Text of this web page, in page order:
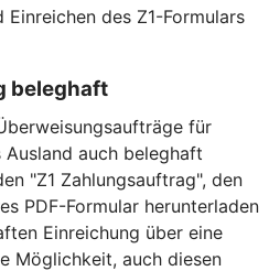
des Z1-Formulars
beleghaft
für
auch beleghaft
"Z1 Zahlungsauftrag", den
PDF-Formular herunterladen
Einreichung über eine
Möglichkeit, auch diesen